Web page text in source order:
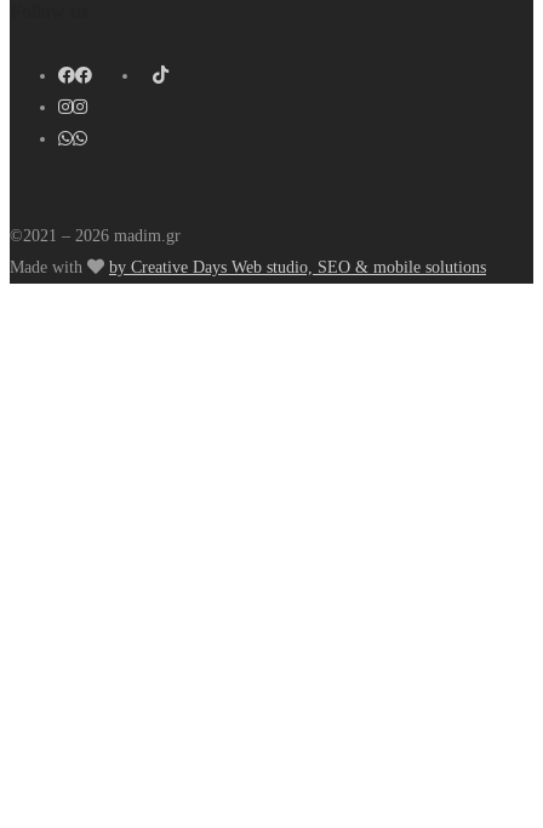
©2021 – 2026 madim.gr
Made with
by Creative Days Web studio, SEO & mobile solutions